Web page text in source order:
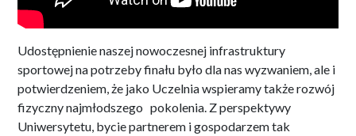
Udostępnienie naszej nowoczesnej infrastruktury
sportowej na potrzeby finału było dla nas wyzwaniem, ale i
potwierdzeniem, że jako Uczelnia wspieramy także rozwój
fizyczny najmłodszego pokolenia. Z perspektywy
Uniwersytetu, bycie partnerem i gospodarzem tak